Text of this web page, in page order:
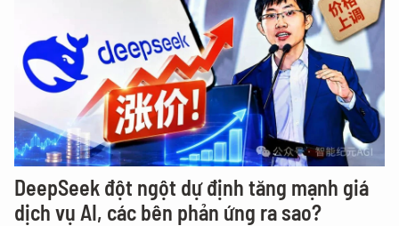
DeepSeek đột ngột dự định tăng mạnh giá
dịch vụ AI, các bên phản ứng ra sao?